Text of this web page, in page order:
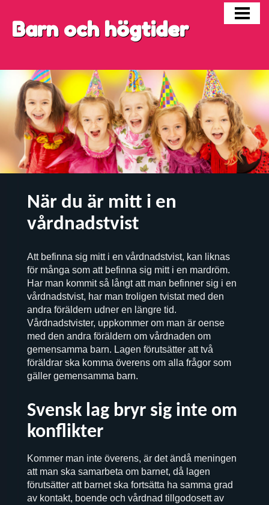
HALLOWEEN
BLOGG
Barn och högtider
När du är mitt i en
vårdnadstvist
Att befinna sig mitt i en vårdnadstvist, kan liknas
för många som att befinna sig mitt i en mardröm.
Har man kommit så långt att man befinner sig i en
vårdnadstvist, har man troligen tvistat med den
andra föräldern udner en längre tid.
Vårdnadstvister, uppkommer om man är oense
med den andra föräldern om vårdnaden om
gemensamma barn. Lagen förutsätter att två
föräldrar ska komma överens om alla frågor som
gäller gemensamma barn.
Svensk lag bryr sig inte om
konflikter
Kommer man inte överens, är det ändå meningen
att man ska samarbeta om barnet, då lagen
förutsätter att barnet ska fortsätta ha samma grad
av kontakt, boende och vårdnad tillgodosett av